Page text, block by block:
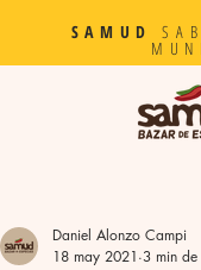
SAMUD
Daniel Alonzo Campi
18 may 2021 3 min de